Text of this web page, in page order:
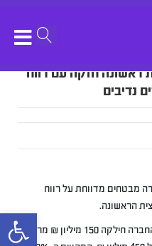
ראשונה חזקה עם רווח
מבטחים מדווחת על רווח
החברה חילקה 150 מיליון ₪ מרווחי